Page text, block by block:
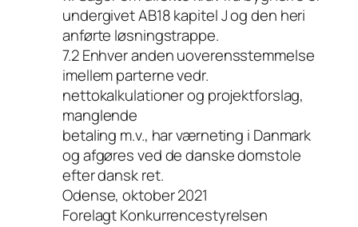
undergivet AB18 kapitel J og den heri
anførte løsningstrappe.
7.2 Enhver anden uoverensstemmelse
imellem parterne vedr.
nettokalkulationer og projektforslag,
manglende
betaling m.v., har værneting i Danmark
og afgøres ved de danske domstole
efter dansk ret.
Odense, oktober 2021
Forelagt Konkurrencestyrelsen